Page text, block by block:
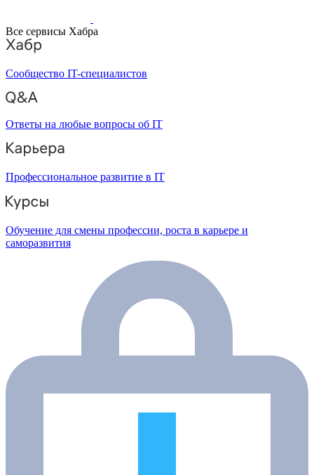
Все сервисы Хабра
Сообщество IT-специалистов
Ответы на любые вопросы об IT
Профессиональное развитие в IT
Обучение для смены профессии, роста в карьере и
саморазвития